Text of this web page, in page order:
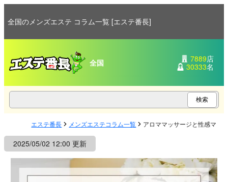
全国のメンズエステ コラム一覧 [エステ番長]
全国 7889店
30333名
エステ番長 メンズエステコラム一覧 アロママッサージと性感マッ
2025/05/02 12:00 更新